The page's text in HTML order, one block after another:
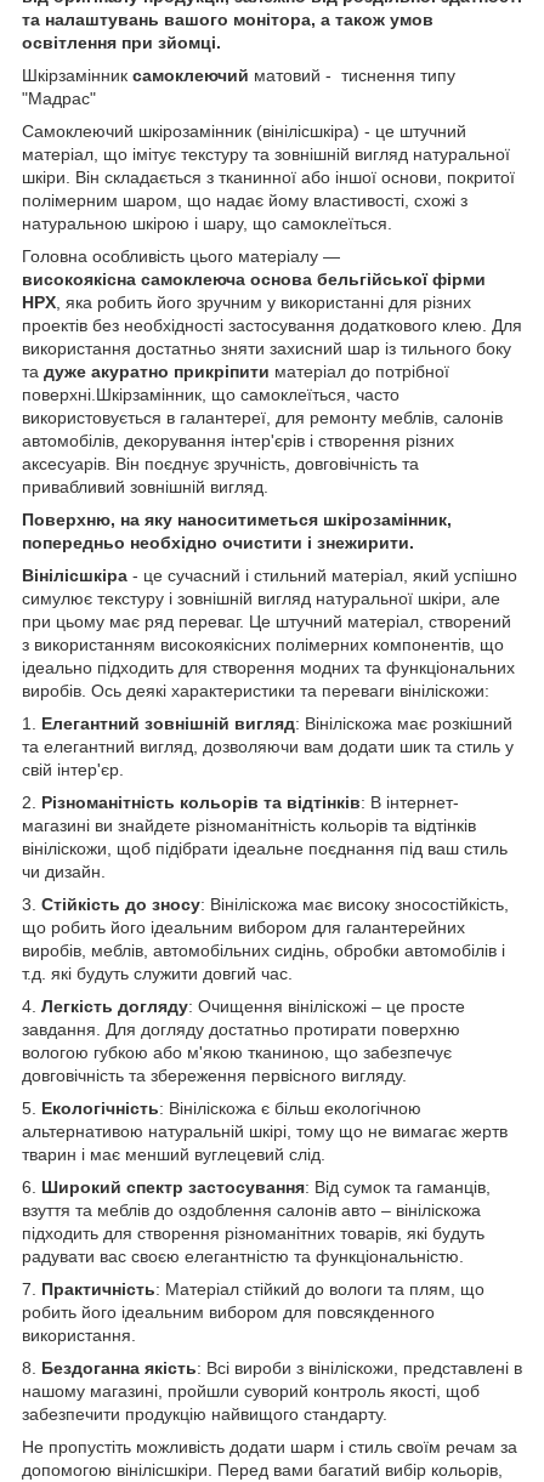
та налаштувань вашого монітора, а також умов
освітлення при зйомці.
Шкірзамінник самоклеючий матовий - тиснення типу
"Мадрас"
Самоклеючий шкірозамінник (вінілісшкіра) - це штучний
матеріал, що імітує текстуру та зовнішній вигляд натуральної
шкіри. Він складається з тканинної або іншої основи, покритої
полімерним шаром, що надає йому властивості, схожі з
натуральною шкірою і шару, що самоклеїться.
Головна особливість цього матеріалу —
високоякісна самоклеюча основа бельгійської фірми
HPX , яка робить його зручним у використанні для різних
проектів без необхідності застосування додаткового клею. Для
використання достатньо зняти захисний шар із тильного боку
та дуже акуратно прикріпити матеріал до потрібної
поверхні.Шкірзамінник, що самоклеїться, часто
використовується в галантереї, для ремонту меблів, салонів
автомобілів, декорування інтер'єрів і створення різних
аксесуарів. Він поєднує зручність, довговічність та
привабливий зовнішній вигляд.
Поверхню, на яку наноситиметься шкірозамінник,
попередньо необхідно очистити і знежирити.
Вінілісшкіра - це сучасний і стильний матеріал, який успішно
симулює текстуру і зовнішній вигляд натуральної шкіри, але
при цьому має ряд переваг. Це штучний матеріал, створений
з використанням високоякісних полімерних компонентів, що
ідеально підходить для створення модних та функціональних
виробів. Ось деякі характеристики та переваги вініліскожи:
1. Елегантний зовнішній вигляд: Вініліскожа має розкішний
та елегантний вигляд, дозволяючи вам додати шик та стиль у
свій інтер'єр.
2. Різноманітність кольорів та відтінків: В інтернет-
магазині ви знайдете різноманітність кольорів та відтінків
вініліскожи, щоб підібрати ідеальне поєднання під ваш стиль
чи дизайн.
3. Стійкість до зносу: Вініліскожа має високу зносостійкість,
що робить його ідеальним вибором для галантерейних
виробів, меблів, автомобільних сидінь, обробки автомобілів і
т.д. які будуть служити довгий час.
4. Легкість догляду: Очищення вініліскожі – це просте
завдання. Для догляду достатньо протирати поверхню
вологою губкою або м'якою тканиною, що забезпечує
довговічність та збереження первісного вигляду.
5. Екологічність: Вініліскожа є більш екологічною
альтернативою натуральній шкірі, тому що не вимагає жертв
тварин і має менший вуглецевий слід.
6. Широкий спектр застосування: Від сумок та гаманців,
взуття та меблів до оздоблення салонів авто – вініліскожа
підходить для створення різноманітних товарів, які будуть
радувати вас своєю елегантністю та функціональністю.
7. Практичність: Матеріал стійкий до вологи та плям, що
робить його ідеальним вибором для повсякденного
використання.
8. Бездоганна якість: Всі вироби з вініліскожи, представлені в
нашому магазині, пройшли суворий контроль якості, щоб
забезпечити продукцію найвищого стандарту.
Не пропустіть можливість додати шарм і стиль своїм речам за
допомогою вінілісшкіри. Перед вами багатий вибір кольорів,